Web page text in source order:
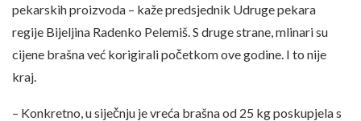
pekarskih proizvoda – kaže predsjednik Udruge pekara
regije Bijeljina Radenko Pelemiš. S druge strane, mlinari su
cijene brašna već korigirali početkom ove godine. I to nije
kraj.
– Konkretno, u siječnju je vreća brašna od 25 kg poskupjela s